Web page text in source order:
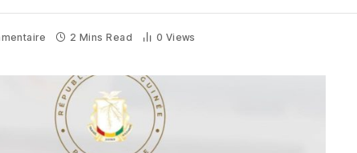
2 Mins Read 0 Views